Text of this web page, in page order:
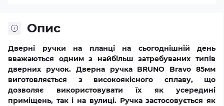
Опис
Дверні ручки на планці на сьогоднішній день
вважаються одним з найбільш затребуваних типів
дверних ручок. Дверна ручка BRUNO Bravo 85мм
виготовляється з високоякісного сплаву, що
дозволяє використовувати їх як усередині
приміщень, так і на вулиці. Ручка застосовується як